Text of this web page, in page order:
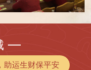
助运生财保平安